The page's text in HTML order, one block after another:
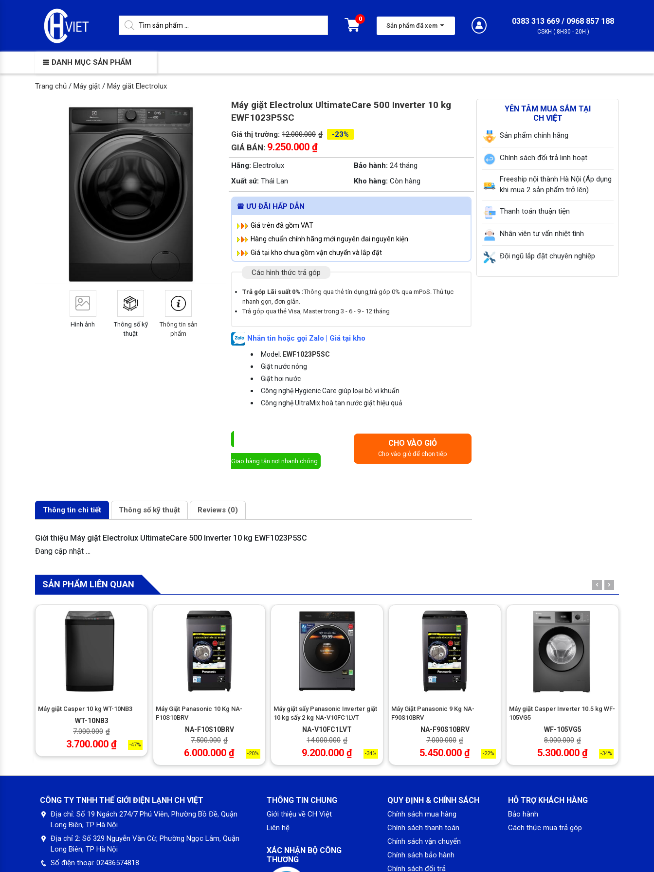
Sản phẩm đã xem 0383 313 669 / 0968 857 188
CSKH ( 8H30 - 20H )
DANH MỤC SẢN PHẨM
Trang chủ / Máy giặt / Máy giăt Electrolux
Hình ảnh
Thông số kỹ
thuật
Thông tin sản
phẩm
Máy giặt Electrolux UltimateCare 500 Inverter 10 kg
EWF1023P5SC
Giá thị trường:12.000.000 ₫ -23%
GIÁ BÁN: 9.250.000 ₫
Hãng: Electrolux Bảo hành: 24 tháng
Xuất sứ: Thái Lan Kho hàng: Còn hàng
ƯU ĐÃI HẤP DẪN
Giá trên đã gồm VAT
Hàng chuẩn chính hãng mới nguyên đai nguyên kiện
Giá tại kho chưa gồm vận chuyển và lắp đặt
Các hình thức trả góp
Trả góp Lãi suất 0% :Thông qua thẻ tín dụng,trả góp 0% qua mPoS. Thủ tục
nhanh gọn, đơn giản.
Trả góp qua thẻ Visa, Master trong 3 - 6 - 9 - 12 tháng
Nhắn tin hoặc gọi Zalo | Giá tại kho
Model: EWF1023P5SC
Giặt nước nóng
Giặt hơi nước
Công nghệ Hygienic Care giúp loại bỏ vi khuẩn
Công nghệ UltraMix hoà tan nước giặt hiệu quả
Giao hàng tận nơi nhanh chóng
CHO VÀO GIỎ
Cho vào giỏ để chọn tiếp
YÊN TÂM MUA SẮM TẠI
CH VIỆT
Sản phẩm chính hãng
Chính sách đổi trả linh hoạt
Freeship nội thành Hà Nội (Áp dụng
khi mua 2 sản phẩm trở lên)
Thanh toán thuận tiện
Nhân viên tư vấn nhiệt tình
Đội ngũ lắp đặt chuyên nghiệp
Thông tin chi tiết Thông số kỹ thuật Reviews (0)
Giới thiệu Máy giặt Electrolux UltimateCare 500 Inverter 10 kg EWF1023P5SC
Đang cập nhật …
SẢN PHẨM LIÊN QUAN
Máy giặt Casper 10 kg WT-10NB3
WT-10NB3
7.000.000 ₫
3.700.000 ₫ -47%
Máy Giặt Panasonic 10 Kg NA-
F10S10BRV
NA-F10S10BRV
7.500.000 ₫
6.000.000 ₫ -20%
Máy giặt sấy Panasonic Inverter giặt
10 kg sấy 2 kg NA-V10FC1LVT
NA-V10FC1LVT
14.000.000 ₫
9.200.000 ₫ -34%
Máy Giặt Panasonic 9 Kg NA-
F90S10BRV
NA-F90S10BRV
7.000.000 ₫
5.450.000 ₫ -22%
Máy giặt Casper Inverter 10.5 kg WF-
105VG5
WF-105VG5
8.000.000 ₫
5.300.000 ₫ -34%
CÔNG TY TNHH THẾ GIỚI ĐIỆN LẠNH CH VIỆT
Địa chỉ: Số 19 Ngách 274/7 Phú Viên, Phường Bồ Đề, Quận
Long Biên, TP Hà Nội
Địa chỉ 2: Số 329 Nguyễn Văn Cừ, Phường Ngọc Lâm, Quận
Long Biên, TP Hà Nội
Số điện thoại: 02436574818
THÔNG TIN CHUNG
Giới thiệu về CH Việt
Liên hệ
XÁC NHẬN BỘ CÔNG
THƯƠNG
QUY ĐỊNH & CHÍNH SÁCH
Chính sách mua hàng
Chính sách thanh toán
Chính sách vận chuyển
Chính sách bảo hành
Chính sách đổi trả
HỖ TRỢ KHÁCH HÀNG
Bảo hành
Cách thức mua trả góp